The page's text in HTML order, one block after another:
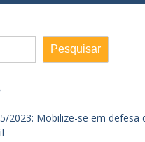
Pesquisar
2023: Mobilize-se em defesa